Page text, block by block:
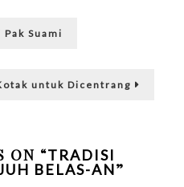
Suami
untuk Dicentrang
ON “TRADISI
BELAS-AN”